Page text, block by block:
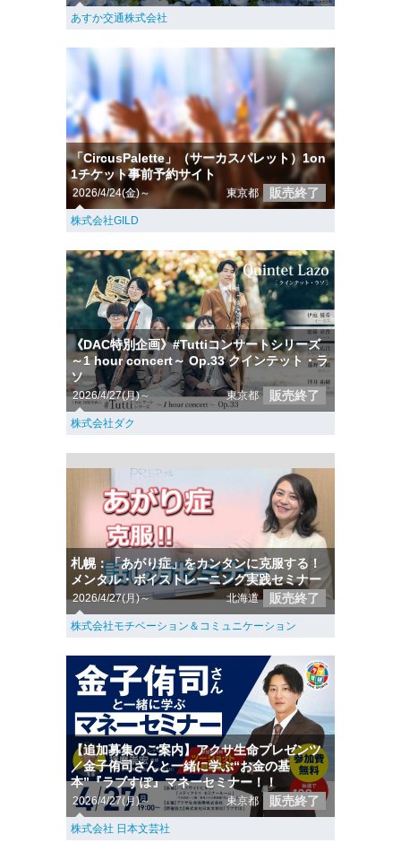
あすか交通株式会社
「CircusPalette」（サーカスパレット）1on
1チケット事前予約サイト
2026/4/24(金)～ 東京都 販売終了
株式会社GILD
《DAC特別企画》#Tuttiコンサートシリーズ
～1 hour concert～ Op.33 クインテット・ラ
ソ
2026/4/27(月)～ 東京都 販売終了
株式会社ダク
札幌：「あがり症」をカンタンに克服する！
メンタル・ボイストレーニング実践セミナー
2026/4/27(月)～ 北海道 販売終了
株式会社モチベーション＆コミュニケーション
【追加募集のご案内】アクサ生命プレゼンツ
／金子侑司さんと一緒に学ぶ“お金の基
本”『ラブすぽ』マネーセミナー！！
2026/4/27(月)～ 東京都 販売終了
株式会社 日本文芸社